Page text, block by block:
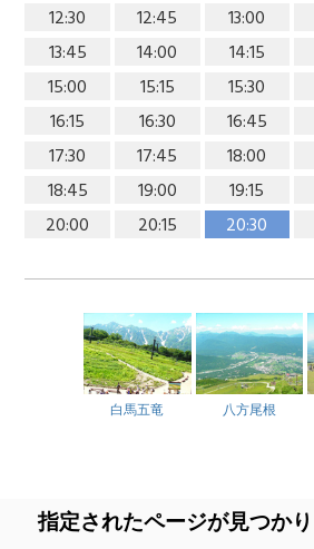
12:30
12:45 13:00
13:45
14:00 14:15
15:00
15:15 15:30
16:15
16:30 16:45
17:30
17:45 18:00
18:45
19:00 19:15
20:00
20:15 20:30
白馬五竜 八方尾根